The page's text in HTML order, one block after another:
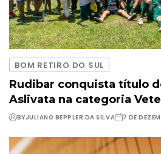
BOM RETIRO DO SUL
Rudibar conquista título
Aslivata na categoria
BYJULIANO BEPPLER DA SILVA 7 DE